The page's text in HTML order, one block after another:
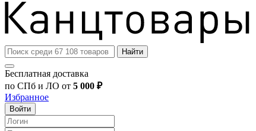
Найти
Бесплатная доставка
по СПб и ЛО от 5 000 ₽
Избранное
Войти